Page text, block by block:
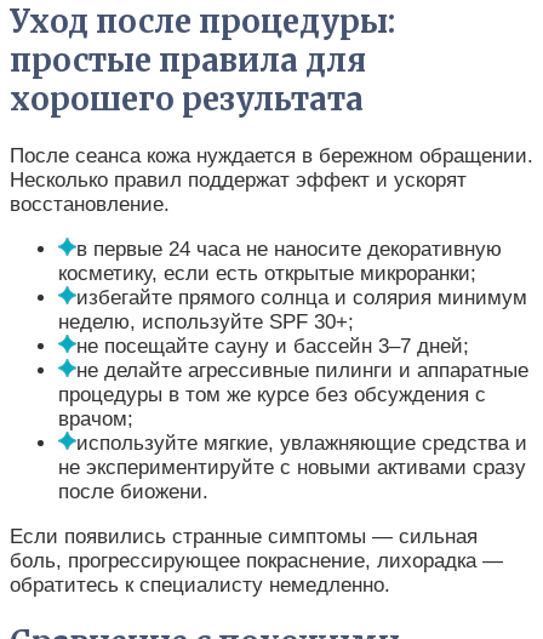
Уход после процедуры:
простые правила для
хорошего результата
После сеанса кожа нуждается в бережном обращении.
Несколько правил поддержат эффект и ускорят
восстановление.
в первые 24 часа не наносите декоративную
косметику, если есть открытые микроранки;
избегайте прямого солнца и солярия минимум
неделю, используйте SPF 30+;
не посещайте сауну и бассейн 3–7 дней;
не делайте агрессивные пилинги и аппаратные
процедуры в том же курсе без обсуждения с
врачом;
используйте мягкие, увлажняющие средства и
не экспериментируйте с новыми активами сразу
после биожени.
Если появились странные симптомы — сильная
боль, прогрессирующее покраснение, лихорадка —
обратитесь к специалисту немедленно.